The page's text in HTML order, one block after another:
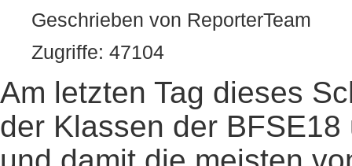
Geschrieben von ReporterTeam
Zugriffe: 47104
Am letzten Tag dieses
der Klassen der